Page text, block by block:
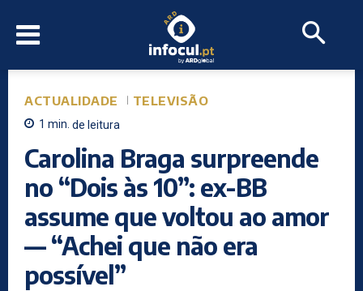
ACTUALIDADE TELEVISÃO
1 min. de leitura
Carolina Braga surpreende
no “Dois às 10”: ex-BB
assume que voltou ao amor
— “Achei que não era
possível”